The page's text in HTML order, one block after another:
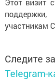
поддержки,
участникам
Следите
Telegram-